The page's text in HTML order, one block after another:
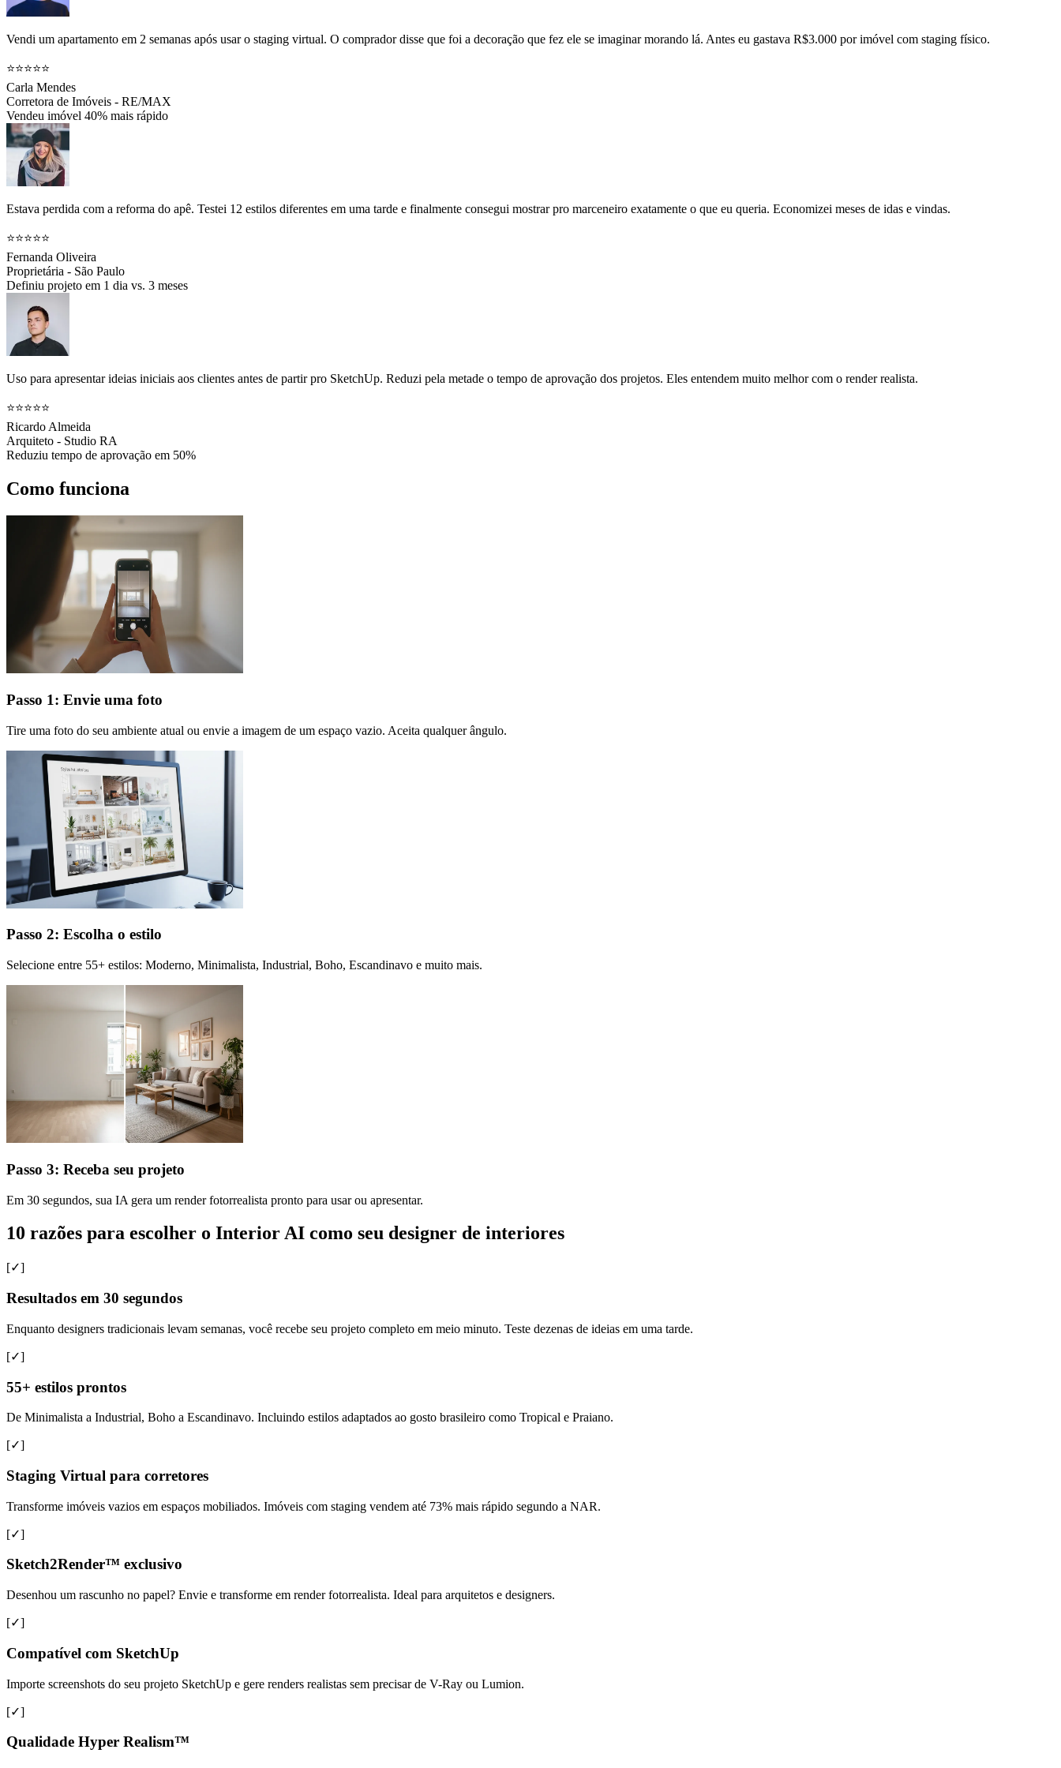
Vendi um apartamento em 2 semanas após usar o staging virtual. O comprador disse que foi a decoração que fez ele se imaginar morando lá. Antes eu gastava R$3.000 por imóvel com staging físico.
⭐⭐⭐⭐⭐
Carla Mendes
Corretora de Imóveis - RE/MAX
Vendeu imóvel 40% mais rápido
Estava perdida com a reforma do apê. Testei 12 estilos diferentes em uma tarde e finalmente consegui mostrar pro marceneiro exatamente o que eu queria. Economizei meses de idas e vindas.
⭐⭐⭐⭐⭐
Fernanda Oliveira
Proprietária - São Paulo
Definiu projeto em 1 dia vs. 3 meses
Uso para apresentar ideias iniciais aos clientes antes de partir pro SketchUp. Reduzi pela metade o tempo de aprovação dos projetos. Eles entendem muito melhor com o render realista.
⭐⭐⭐⭐⭐
Ricardo Almeida
Arquiteto - Studio RA
Reduziu tempo de aprovação em 50%
Como funciona
Passo 1: Envie uma foto
Tire uma foto do seu ambiente atual ou envie a imagem de um espaço vazio. Aceita qualquer ângulo.
Passo 2: Escolha o estilo
Selecione entre 55+ estilos: Moderno, Minimalista, Industrial, Boho, Escandinavo e muito mais.
Passo 3: Receba seu projeto
Em 30 segundos, sua IA gera um render fotorrealista pronto para usar ou apresentar.
10 razões para escolher o Interior AI como seu designer de interiores
[✓]
Resultados em 30 segundos
Enquanto designers tradicionais levam semanas, você recebe seu projeto completo em meio minuto. Teste dezenas de ideias em uma tarde.
[✓]
55+ estilos prontos
De Minimalista a Industrial, Boho a Escandinavo. Incluindo estilos adaptados ao gosto brasileiro como Tropical e Praiano.
[✓]
Staging Virtual para corretores
Transforme imóveis vazios em espaços mobiliados. Imóveis com staging vendem até 73% mais rápido segundo a NAR.
[✓]
Sketch2Render™ exclusivo
Desenhou um rascunho no papel? Envie e transforme em render fotorrealista. Ideal para arquitetos e designers.
[✓]
Compatível com SketchUp
Importe screenshots do seu projeto SketchUp e gere renders realistas sem precisar de V-Ray ou Lumion.
[✓]
Qualidade Hyper Realism™